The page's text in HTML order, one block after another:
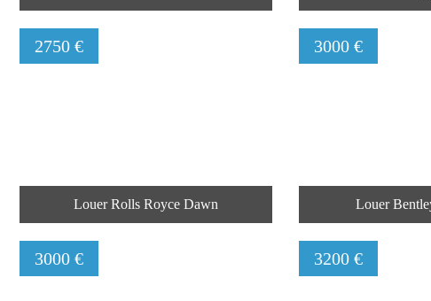
2750 €
Louer Rolls Royce Dawn
3000 €
Louer
3000 € 3200 €